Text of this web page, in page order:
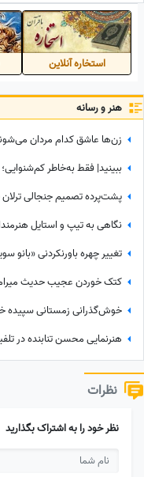
استخاره آنلاین
هنر و رسانه
نظرات
نظر خود را به اشتراک بگذارید